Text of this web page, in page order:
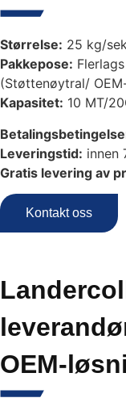
Størrelse: 25 kg/
Pakkepose:
(Støttenøytral/
Kapasitet: 10 MT/
Leveringstid: innen
Gratis levering av
Kontakt oss
OEM-